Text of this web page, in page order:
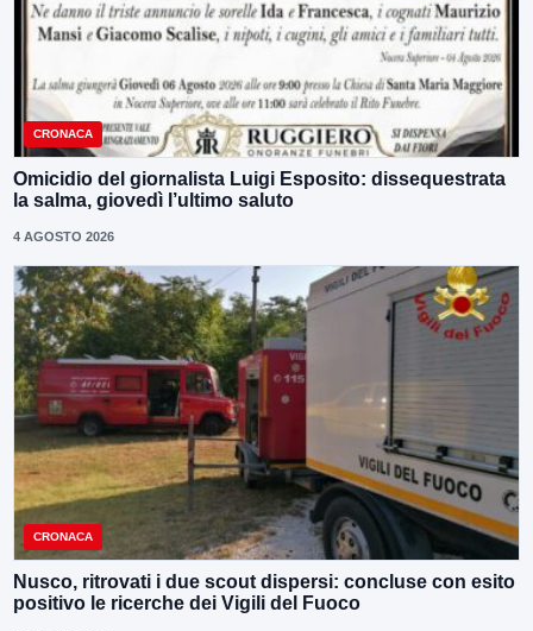
CRONACA
Omicidio del giornalista Luigi Esposito: dissequestrata
la salma, giovedì l’ultimo saluto
4 AGOSTO 2026
CRONACA
Nusco, ritrovati i due scout dispersi: concluse con esito
positivo le ricerche dei Vigili del Fuoco